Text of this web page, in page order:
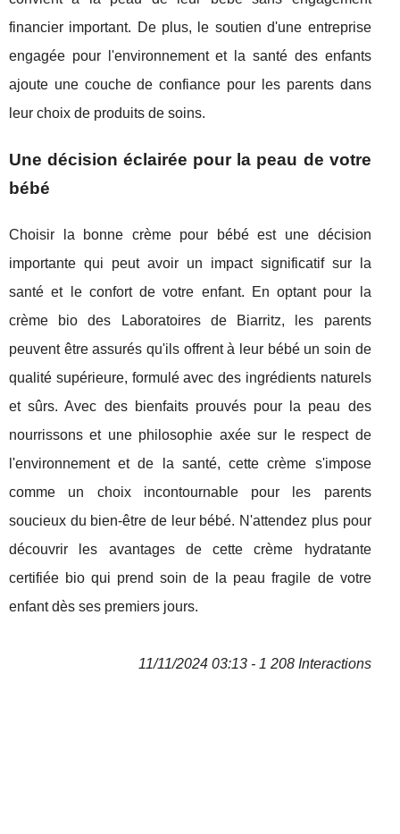
financier important. De plus, le soutien d'une entreprise
engagée pour l'environnement et la santé des enfants
ajoute une couche de confiance pour les parents dans
leur choix de produits de soins.
Une décision éclairée pour la peau de votre
bébé
Choisir la bonne crème pour bébé est une décision
importante qui peut avoir un impact significatif sur la
santé et le confort de votre enfant. En optant pour la
crème bio des Laboratoires de Biarritz, les parents
peuvent être assurés qu'ils offrent à leur bébé un soin de
qualité supérieure, formulé avec des ingrédients naturels
et sûrs. Avec des bienfaits prouvés pour la peau des
nourrissons et une philosophie axée sur le respect de
l'environnement et de la santé, cette crème s'impose
comme un choix incontournable pour les parents
soucieux du bien-être de leur bébé. N'attendez plus pour
découvrir les avantages de cette crème hydratante
certifiée bio qui prend soin de la peau fragile de votre
enfant dès ses premiers jours.
11/11/2024 03:13 - 1 208 Interactions